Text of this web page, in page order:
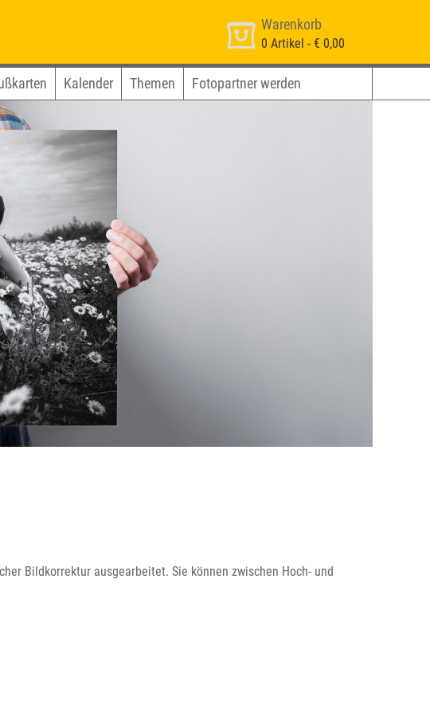
Warenkorb
0 Artikel - € 0,00
Kalender Themen Fotopartner werden
Bildkorrektur ausgearbeitet. Sie können zwischen Hoch- und